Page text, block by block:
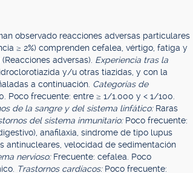
observado reacciones adversas particulares
≥ 2%) comprenden cefalea, vértigo, fatiga y
adversas). Experiencia tras la
y/u otras tiazidas, y con la
a continuación. Categorías de
Poco frecuente: entre ≥ 1/1.000 y < 1/100.
de la sangre y del sistema linfático: Raras
del sistema inmunitario: Poco frecuente:
anafilaxia, síndrome de tipo lupus
antinucleares, velocidad de sedimentación
nervioso: Frecuente: cefalea. Poco
Trastornos cardíacos: Poco frecuente: